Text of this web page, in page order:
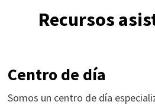
Recursos
Centro de día
Somos un centro de día